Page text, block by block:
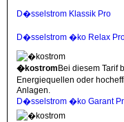
D�sselstrom Klassik Pro
D�sselstrom �ko Relax
�kostrom Bei diesem Tarif
Energiequellen oder
Anlagen.
D�sselstrom �ko Garant